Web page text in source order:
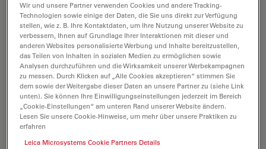
Und schließlich: Sparen Sie Zeit und
Arbeitsaufwand
Wir und unsere Partner verwenden Cookies und andere Tracking-
Technologien sowie einige der Daten, die Sie uns direkt zur Verfügung
stellen, wie z. B. Ihre Kontaktdaten, um Ihre Nutzung unserer Website zu
verbessern, Ihnen auf Grundlage Ihrer Interaktionen mit dieser und
anderen Websites personalisierte Werbung und Inhalte bereitzustellen,
das Teilen von Inhalten in sozialen Medien zu ermöglichen sowie
Analysen durchzuführen und die Wirksamkeit unserer Werbekampagnen
zu messen. Durch Klicken auf „Alle Cookies akzeptieren“ stimmen Sie
dem sowie der Weitergabe dieser Daten an unsere Partner zu (siehe Link
unten). Sie können Ihre Einwilligungseinstellungen jederzeit im Bereich
„Cookie-Einstellungen“ am unteren Rand unserer Website ändern.
Lesen Sie unsere Cookie-Hinweise, um mehr über unsere Praktiken zu
erfahren
Leica Microsystems Cookie Partners Details